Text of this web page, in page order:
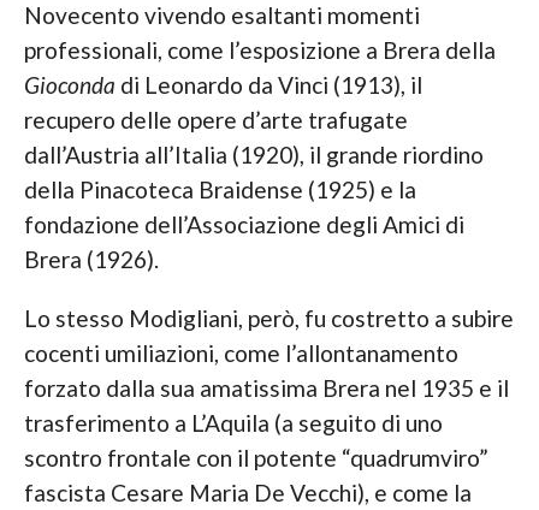
Novecento vivendo esaltanti momenti
professionali, come l’esposizione a Brera della
Gioconda di Leonardo da Vinci (1913), il
recupero delle opere d’arte trafugate
dall’Austria all’Italia (1920), il grande riordino
della Pinacoteca Braidense (1925) e la
fondazione dell’Associazione degli Amici di
Brera (1926).
Lo stesso Modigliani, però, fu costretto a subire
cocenti umiliazioni, come l’allontanamento
forzato dalla sua amatissima Brera nel 1935 e il
trasferimento a L’Aquila (a seguito di uno
scontro frontale con il potente “quadrumviro”
fascista Cesare Maria De Vecchi), e come la